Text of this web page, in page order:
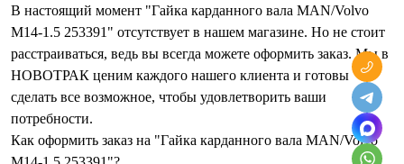
В настоящий момент "Гайка карданного вала MAN/Volvo
M14-1.5 253391" отсутствует в нашем магазине. Но не стоит
расстраиваться, ведь вы всегда можете оформить заказ. Мы в
НОВОТРАК ценим каждого нашего клиента и готовы
сделать все возможное, чтобы удовлетворить ваши
потребности.
Как оформить заказ на "Гайка карданного вала MAN/Volvo